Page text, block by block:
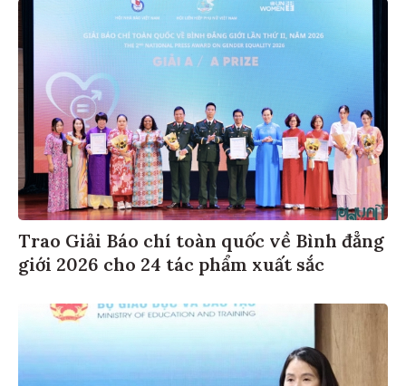
Trao Giải Báo chí toàn quốc về Bình đẳng
giới 2026 cho 24 tác phẩm xuất sắc